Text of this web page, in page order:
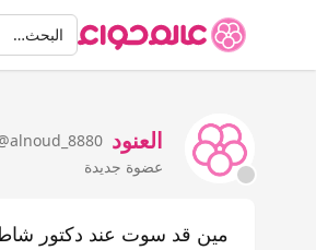
البحثالبحث…
العنود
عضوة جديدة
مين قد سوت عند دكتور